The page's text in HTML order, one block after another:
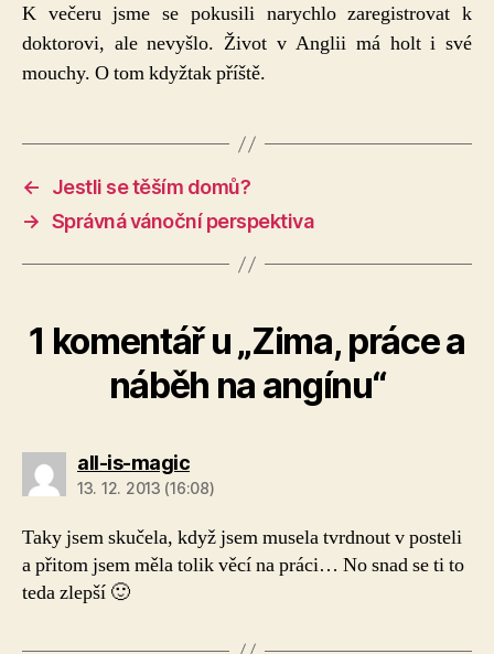
K večeru jsme se pokusili narychlo zaregistrovat k
doktorovi, ale nevyšlo. Život v Anglii má holt i své
mouchy. O tom kdyžtak příště.
←
Jestli se těším domů?
→ Správná vánoční perspektiva
1 komentář u „Zima, práce a
náběh na angínu“
all-is-magic
13. 12. 2013 (16:08)
Taky jsem skučela, když jsem musela tvrdnout v posteli
a přitom jsem měla tolik věcí na práci… No snad se ti to
teda zlepší 🙂